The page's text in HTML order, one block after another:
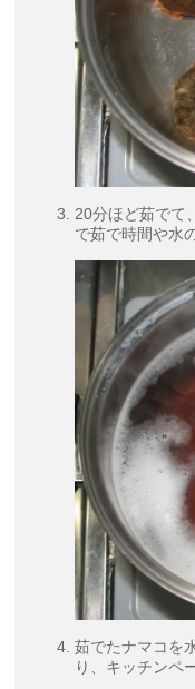
20分ほど茹でて
で茹で時間や水
茹でたナマコを
り、キッチンペ